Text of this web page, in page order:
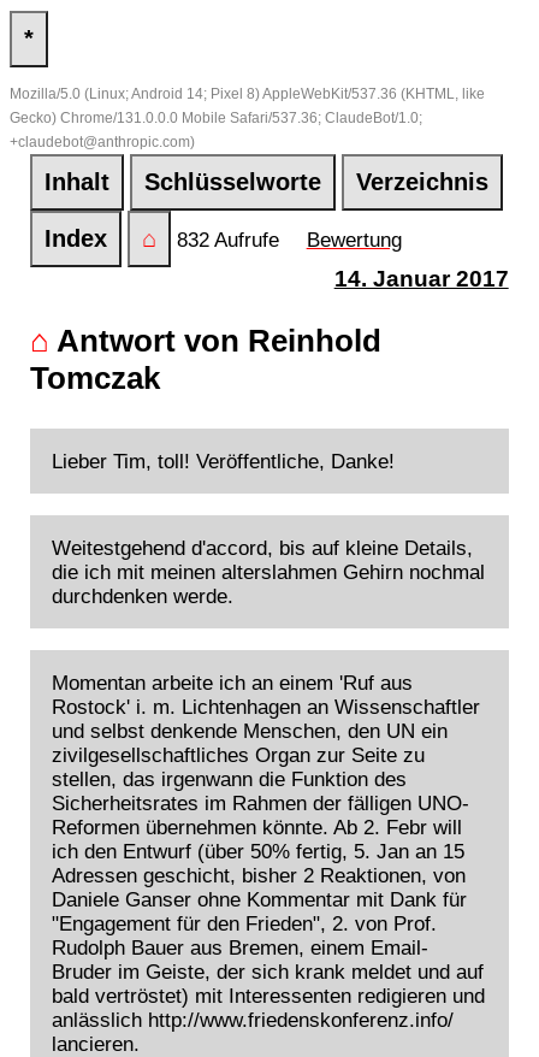
*
Mozilla/5.0 (Linux; Android 14; Pixel 8) AppleWebKit/537.36 (KHTML, like
Gecko) Chrome/131.0.0.0 Mobile Safari/537.36; ClaudeBot/1.0;
+claudebot@anthropic.com)
Inhalt Schlüsselworte Verzeichnis
Index ⌂ 832 Aufrufe Bewertung
14. Januar 2017
⌂ Antwort von Reinhold
Tomczak
Lieber Tim, toll! Veröffentliche, Danke!
Weitestgehend d'accord, bis auf kleine Details,
die ich mit meinen alterslahmen Gehirn nochmal
durchdenken werde.
Momentan arbeite ich an einem 'Ruf aus
Rostock' i. m. Lichtenhagen an Wissenschaftler
und selbst denkende Menschen, den UN ein
zivilgesellschaftliches Organ zur Seite zu
stellen, das irgenwann die Funktion des
Sicherheitsrates im Rahmen der fälligen UNO-
Reformen übernehmen könnte. Ab 2. Febr will
ich den Entwurf (über 50% fertig, 5. Jan an 15
Adressen geschicht, bisher 2 Reaktionen, von
Daniele Ganser ohne Kommentar mit Dank für
"Engagement für den Frieden", 2. von Prof.
Rudolph Bauer aus Bremen, einem Email-
Bruder im Geiste, der sich krank meldet und auf
bald vertröstet) mit Interessenten redigieren und
anlässlich http://www.friedenskonferenz.info/
lancieren.